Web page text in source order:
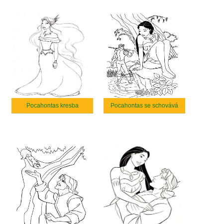
Pocahontas kresba Pocahontas se schovává